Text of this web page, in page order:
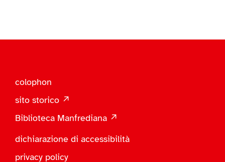
colophon
sito storico ↗
Biblioteca Manfrediana ↗
dichiarazione di accessibilità
privacy policy